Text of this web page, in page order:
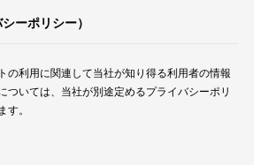
ーポリシー）
の利用に関連して当社が知り得る利用者の情報
ついては、当社が別途定めるプライバシーポリ
。